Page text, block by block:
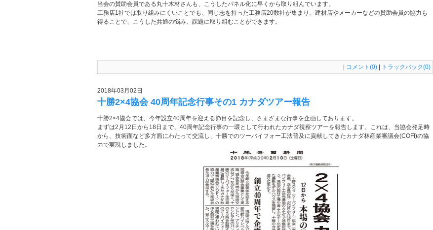
当会の賛助会員である丸十木材さんも、こうしたパネル化に早くから取り組んでいます。
工務店1社では取り組みにくいことでも、同じ志を持った工務店20数社が集まり、建材店やメーカーなどの賛助会員の協力も
得ることで、こうした共通の悩み、課題に取り組むことができます。
コメント(0) トラックバック(0)
2018年03月02日
十勝2×4協会 40周年記念行事その1 カナダツアー報告
十勝2×4協会では、今年設立40周年を迎える節目を記念し、さまざまな行事を企画しております。
まずは2月12日から18日まで、40周年記念行事の一環として行われたカナダ視察ツアーを報告します。これは、当協会発足時
から、技術面など多方面にわたって交流し、十勝でのツーバイフォー工法普及に貢献してきたカナダ林産業審議会(COFI)の協
力で実現しました。